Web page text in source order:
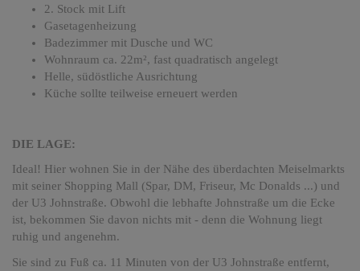
2. Stock mit Lift
Gasetagenheizung
Badezimmer mit Dusche und WC
Wohnraum ca. 22m², fast quadratisch angelegt
Helle, südöstliche Ausrichtung
Küche sollte teilweise erneuert werden
DIE LAGE:
Ideal! Hier wohnen Sie in der Nähe des überdachten Meiselmarkts
mit seiner Shopping Mall (Spar, DM, Friseur, Mc Donalds ...) und
der U3 Johnstraße. Obwohl die lebhafte Johnstraße um die Ecke
ist, bekommen Sie davon nichts mit - denn die Wohnung liegt
ruhig und angenehm.
Sie sind zu Fuß ca. 11 Minuten von der U3 Johnstraße entfernt,